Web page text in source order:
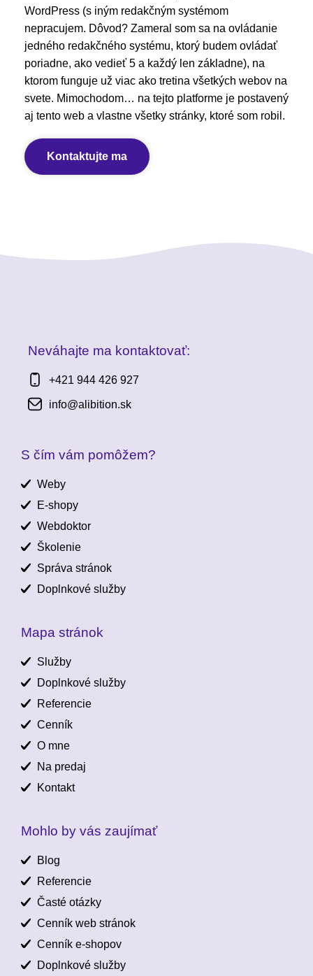
WordPress (s iným redakčným systémom
nepracujem. Dôvod? Zameral som sa na ovládanie
jedného redakčného systému, ktorý budem ovládať
poriadne, ako vedieť 5 a každý len základne), na
ktorom funguje už viac ako tretina všetkých webov na
svete. Mimochodom… na tejto platforme je postavený
aj tento web a vlastne všetky stránky, ktoré som robil.
Kontaktujte ma
Neváhajte ma kontaktovať:
+421 944 426 927
info@alibition.sk
S čím vám pomôžem?
Weby
E-shopy
Webdoktor
Školenie
Správa stránok
Doplnkové služby
Mapa stránok
Služby
Doplnkové služby
Referencie
Cenník
O mne
Na predaj
Kontakt
Mohlo by vás zaujímať
Blog
Referencie
Časté otázky
Cenník web stránok
Cenník e-shopov
Doplnkové služby